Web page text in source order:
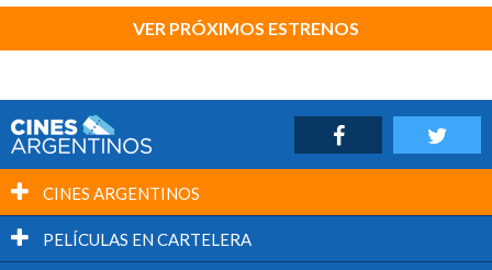
VER PRÓXIMOS ESTRENOS
CINES ARGENTINOS
PELÍCULAS EN CARTELERA